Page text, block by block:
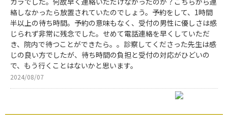
絡しなかったら放置されていたのでしょう。予約をして、1時間
半以上の待ち時間。予約の意味もなく、受付の男性に優しさは感
じられず非常に残念でした。せめて電話連絡を早くしていただ
き、院内で待つことができたら。。診察してくださった先生は感
じの良い方でしたが、待ち時間の負担と受付の対応がひどいの
で、もう行くことはないかと思います。
2024/08/07